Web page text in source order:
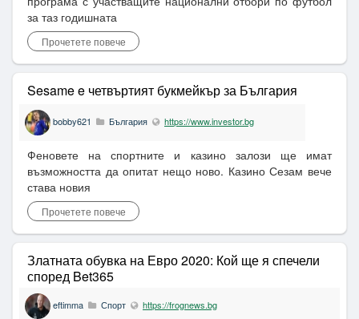
за таз годишната
Прочетете повече
Sesame e четвъртият букмейкър за България
bobby621 България https://www.investor.bg
Феновете на спортните и казино залози ще имат
възможността да опитат нещо ново. Казино Сезам вече
става новия
Прочетете повече
Златната обувка на Евро 2020: Кой ще я спечели
според Bet365
eftimma Спорт https://frognews.bg